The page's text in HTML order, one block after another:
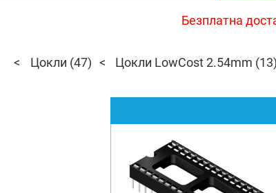
Безплатна
Цокли (47) Цокли LowCost 2.54mm (13)